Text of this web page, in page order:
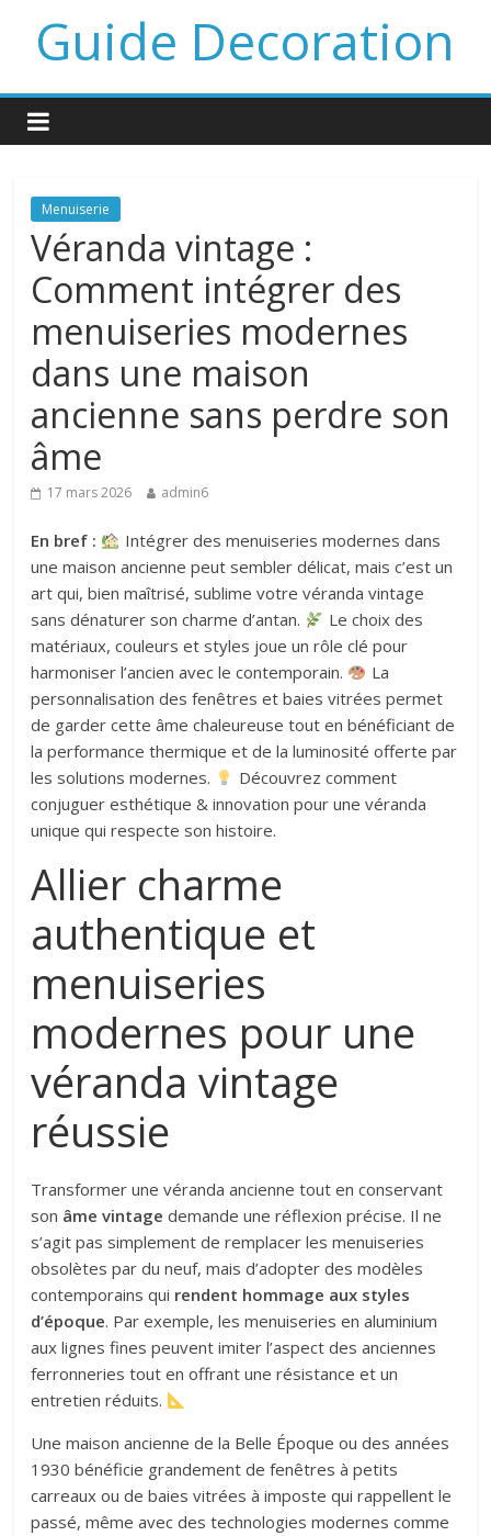
Guide Decoration
Menuiserie
Véranda vintage :
Comment intégrer des
menuiseries modernes
dans une maison
ancienne sans perdre son
âme
17 mars 2026 admin6
En bref :
Intégrer des menuiseries modernes dans
une maison ancienne peut sembler délicat, mais c’est un
art qui, bien maîtrisé, sublime votre véranda vintage
sans dénaturer son charme d’antan.
Le choix des
matériaux, couleurs et styles joue un rôle clé pour
harmoniser l’ancien avec le contemporain.
La
personnalisation des fenêtres et baies vitrées permet
de garder cette âme chaleureuse tout en bénéficiant de
la performance thermique et de la luminosité offerte par
les solutions modernes.
Découvrez comment
conjuguer esthétique & innovation pour une véranda
unique qui respecte son histoire.
Allier charme
authentique et
menuiseries
modernes pour une
véranda vintage
réussie
Transformer une véranda ancienne tout en conservant
son âme vintage demande une réflexion précise. Il ne
s’agit pas simplement de remplacer les menuiseries
obsolètes par du neuf, mais d’adopter des modèles
contemporains qui rendent hommage aux styles
d’époque. Par exemple, les menuiseries en aluminium
aux lignes fines peuvent imiter l’aspect des anciennes
ferronneries tout en offrant une résistance et un
entretien réduits.
Une maison ancienne de la Belle Époque ou des années
1930 bénéficie grandement de fenêtres à petits
carreaux ou de baies vitrées à imposte qui rappellent le
passé, même avec des technologies modernes comme